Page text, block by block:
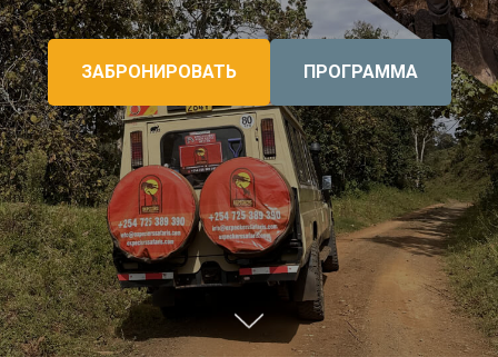
ЗАБРОНИРОВАТЬ ПРОГРАММА